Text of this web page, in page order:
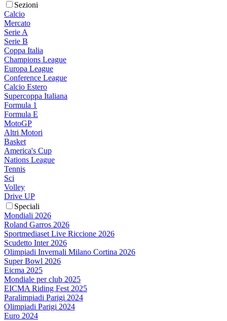
Sezioni
Calcio
Mercato
Serie A
Serie B
Coppa Italia
Champions League
Europa League
Conference League
Calcio Estero
Supercoppa Italiana
Formula 1
Formula E
MotoGP
Altri Motori
Basket
America's Cup
Nations League
Tennis
Sci
Volley
Drive UP
Speciali
Mondiali 2026
Roland Garros 2026
Sportmediaset Live Riccione 2026
Scudetto Inter 2026
Olimpiadi Invernali Milano Cortina 2026
Super Bowl 2026
Eicma 2025
Mondiale per club 2025
EICMA Riding Fest 2025
Paralimpiadi Parigi 2024
Olimpiadi Parigi 2024
Euro 2024